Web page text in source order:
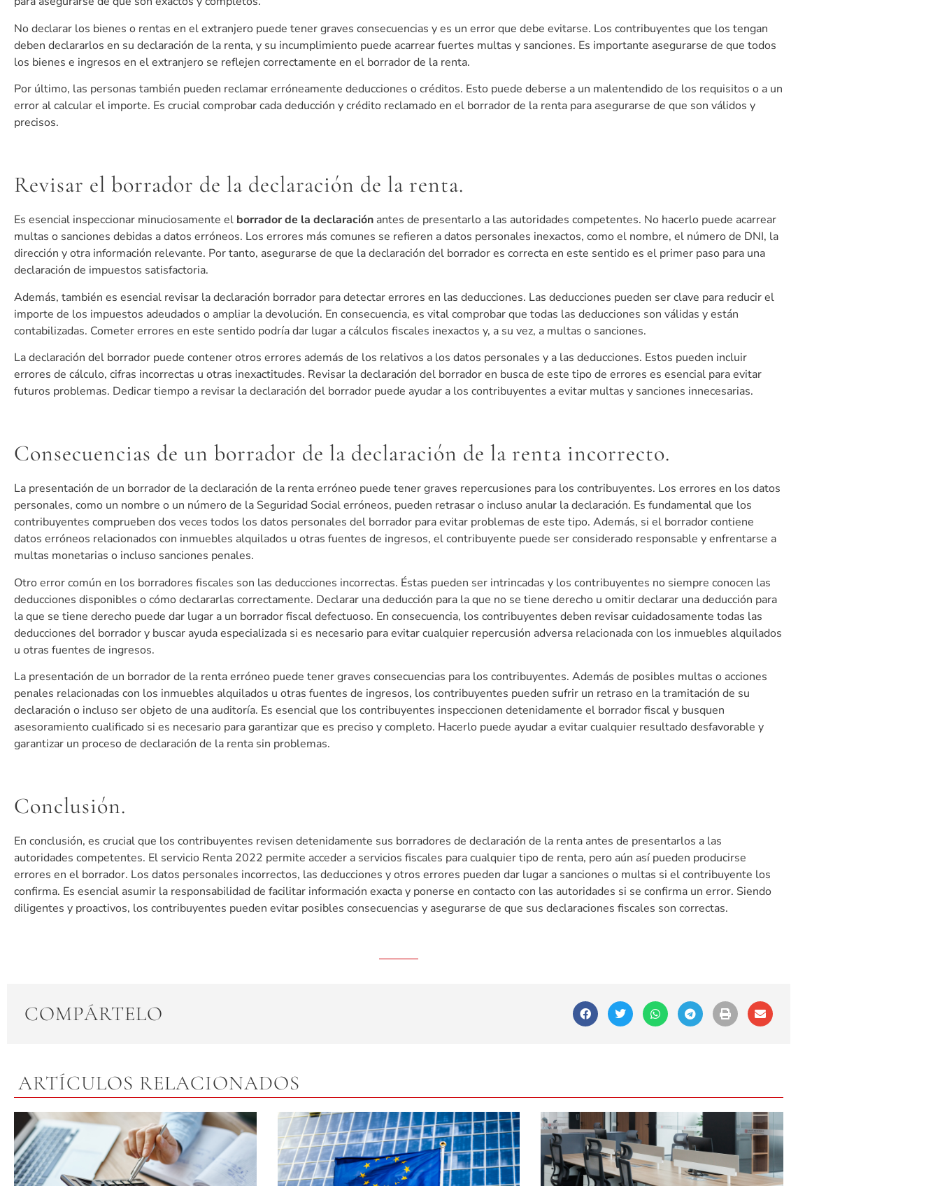
No declarar los bienes o rentas en el extranjero puede tener graves consecuencias y es un error que debe evitarse. Los contribuyentes que los tengan
deben declararlos en su declaración de la renta, y su incumplimiento puede acarrear fuertes multas y sanciones. Es importante asegurarse de que todos
los bienes e ingresos en el extranjero se reflejen correctamente en el borrador de la renta.
Por último, las personas también pueden reclamar erróneamente deducciones o créditos. Esto puede deberse a un malentendido de los requisitos o a un
error al calcular el importe. Es crucial comprobar cada deducción y crédito reclamado en el borrador de la renta para asegurarse de que son válidos y
precisos.
Revisar el borrador de la declaración de la renta.
Es esencial inspeccionar minuciosamente el borrador de la declaración antes de presentarlo a las autoridades competentes. No hacerlo puede acarrear
multas o sanciones debidas a datos erróneos. Los errores más comunes se refieren a datos personales inexactos, como el nombre, el número de DNI, la
dirección y otra información relevante. Por tanto, asegurarse de que la declaración del borrador es correcta en este sentido es el primer paso para una
declaración de impuestos satisfactoria.
Además, también es esencial revisar la declaración borrador para detectar errores en las deducciones. Las deducciones pueden ser clave para reducir el
importe de los impuestos adeudados o ampliar la devolución. En consecuencia, es vital comprobar que todas las deducciones son válidas y están
contabilizadas. Cometer errores en este sentido podría dar lugar a cálculos fiscales inexactos y, a su vez, a multas o sanciones.
La declaración del borrador puede contener otros errores además de los relativos a los datos personales y a las deducciones. Estos pueden incluir
errores de cálculo, cifras incorrectas u otras inexactitudes. Revisar la declaración del borrador en busca de este tipo de errores es esencial para evitar
futuros problemas. Dedicar tiempo a revisar la declaración del borrador puede ayudar a los contribuyentes a evitar multas y sanciones innecesarias.
Consecuencias de un borrador de la declaración de la renta incorrecto.
La presentación de un borrador de la declaración de la renta erróneo puede tener graves repercusiones para los contribuyentes. Los errores en los datos
personales, como un nombre o un número de la Seguridad Social erróneos, pueden retrasar o incluso anular la declaración. Es fundamental que los
contribuyentes comprueben dos veces todos los datos personales del borrador para evitar problemas de este tipo. Además, si el borrador contiene
datos erróneos relacionados con inmuebles alquilados u otras fuentes de ingresos, el contribuyente puede ser considerado responsable y enfrentarse a
multas monetarias o incluso sanciones penales.
Otro error común en los borradores fiscales son las deducciones incorrectas. Éstas pueden ser intrincadas y los contribuyentes no siempre conocen las
deducciones disponibles o cómo declararlas correctamente. Declarar una deducción para la que no se tiene derecho u omitir declarar una deducción para
la que se tiene derecho puede dar lugar a un borrador fiscal defectuoso. En consecuencia, los contribuyentes deben revisar cuidadosamente todas las
deducciones del borrador y buscar ayuda especializada si es necesario para evitar cualquier repercusión adversa relacionada con los inmuebles alquilados
u otras fuentes de ingresos.
La presentación de un borrador de la renta erróneo puede tener graves consecuencias para los contribuyentes. Además de posibles multas o acciones
penales relacionadas con los inmuebles alquilados u otras fuentes de ingresos, los contribuyentes pueden sufrir un retraso en la tramitación de su
declaración o incluso ser objeto de una auditoría. Es esencial que los contribuyentes inspeccionen detenidamente el borrador fiscal y busquen
asesoramiento cualificado si es necesario para garantizar que es preciso y completo. Hacerlo puede ayudar a evitar cualquier resultado desfavorable y
garantizar un proceso de declaración de la renta sin problemas.
Conclusión.
En conclusión, es crucial que los contribuyentes revisen detenidamente sus borradores de declaración de la renta antes de presentarlos a las
autoridades competentes. El servicio Renta 2022 permite acceder a servicios fiscales para cualquier tipo de renta, pero aún así pueden producirse
errores en el borrador. Los datos personales incorrectos, las deducciones y otros errores pueden dar lugar a sanciones o multas si el contribuyente los
confirma. Es esencial asumir la responsabilidad de facilitar información exacta y ponerse en contacto con las autoridades si se confirma un error. Siendo
diligentes y proactivos, los contribuyentes pueden evitar posibles consecuencias y asegurarse de que sus declaraciones fiscales son correctas.
COMPÁRTELO
ARTÍCULOS RELACIONADOS